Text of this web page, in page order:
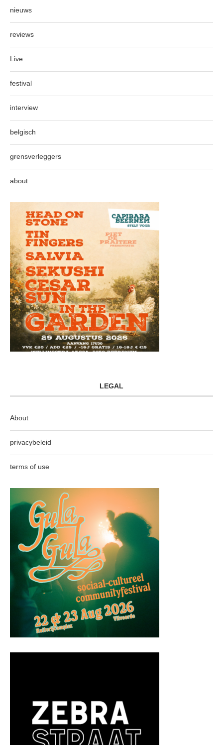
nieuws
reviews
Live
festival
interview
belgisch
grensverleggers
about
LEGAL
About
privacybeleid
terms of use